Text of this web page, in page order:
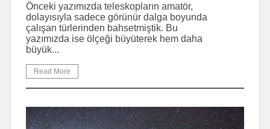
Önceki yazımızda teleskopların amatör,
dolayısıyla sadece görünür dalga boyunda
çalışan türlerinden bahsetmiştik. Bu
yazımızda ise ölçeği büyüterek hem daha
büyük...
Read More